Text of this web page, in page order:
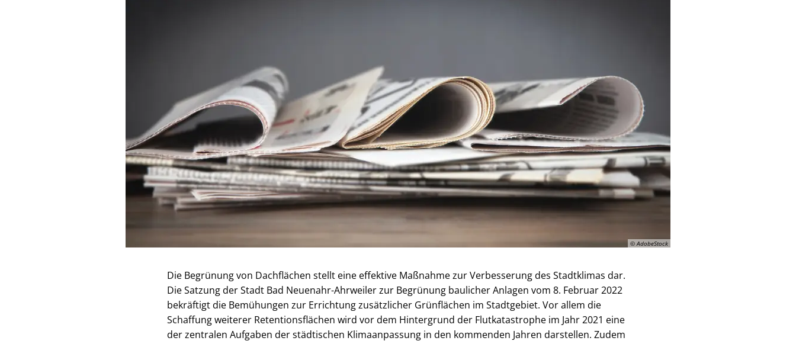
© AdobeStock
Die Begrünung von Dachflächen stellt eine effektive Maßnahme zur Verbesserung des Stadtklimas dar.
Die Satzung der Stadt Bad Neuenahr-Ahrweiler zur Begrünung baulicher Anlagen vom 8. Februar 2022
bekräftigt die Bemühungen zur Errichtung zusätzlicher Grünflächen im Stadtgebiet. Vor allem die
Schaffung weiterer Retentionsflächen wird vor dem Hintergrund der Flutkatastrophe im Jahr 2021 eine
der zentralen Aufgaben der städtischen Klimaanpassung in den kommenden Jahren darstellen. Zudem